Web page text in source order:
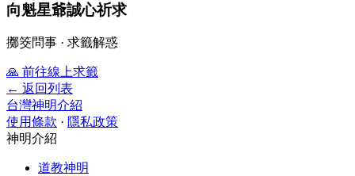
向魁星爺誠心祈求
擲筊問事 · 求籤解惑
🙏 前往線上求籤
← 返回列表
台灣神明介紹
使用條款 · 隱私政策
神明介紹
道教神明